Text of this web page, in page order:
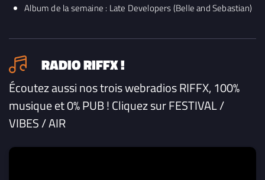
Album de la semaine : Late Developers (Belle and Sebastian)
RADIO RIFFX !
Écoutez aussi nos trois webradios RIFFX, 100%
musique et 0% PUB ! Cliquez sur FESTIVAL /
VIBES / AIR